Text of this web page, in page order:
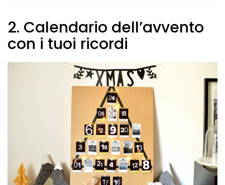
2. Calendario dell’avvento
con i tuoi ricordi